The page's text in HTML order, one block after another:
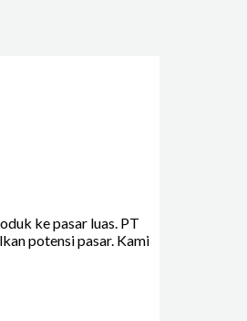
ke pasar luas. PT
potensi pasar. Kami